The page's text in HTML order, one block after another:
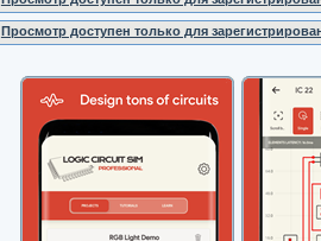
Просмотр доступен только для